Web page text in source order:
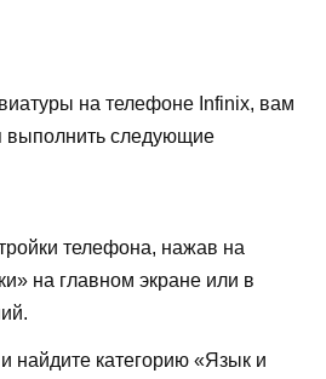
на телефоне Infinix, вам
выполнить следующие
телефона, нажав на
на главном экране или в
найдите категорию «Язык и